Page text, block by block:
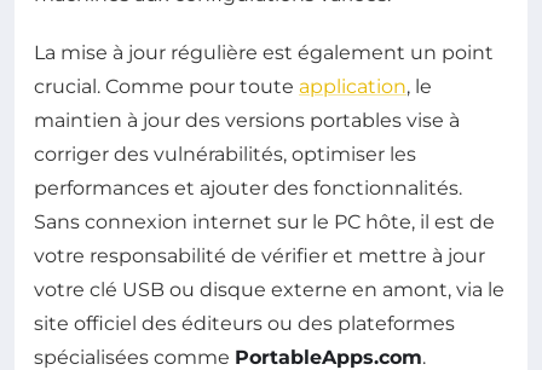
La mise à jour régulière est également un point
crucial. Comme pour toute application, le
maintien à jour des versions portables vise à
corriger des vulnérabilités, optimiser les
performances et ajouter des fonctionnalités.
Sans connexion internet sur le PC hôte, il est de
votre responsabilité de vérifier et mettre à jour
votre clé USB ou disque externe en amont, via le
site officiel des éditeurs ou des plateformes
spécialisées comme PortableApps.com.